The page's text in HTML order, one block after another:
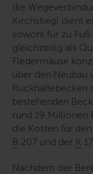
die
Kirchstieg) dient
sowohl für zu Fuß
gleichzeitig als
Fledermäuse
über den Neubau
Rückhaltebecken
bestehenden
rund 19 Millionen
die Kosten für
B 207 und der K 17.
Nachdem der